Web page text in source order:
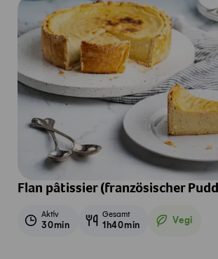
Flan pâtissier (französischer
Aktiv
30min
Gesamt
1h40min Vegi
Vegetarisch